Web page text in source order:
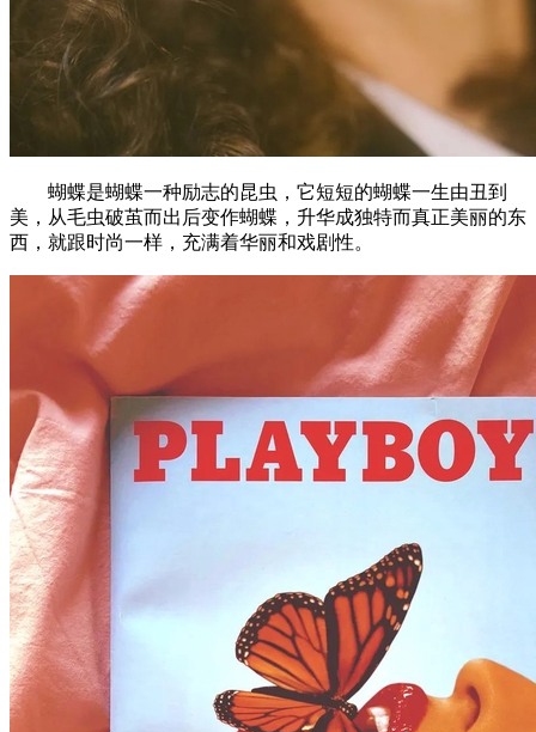
蝴蝶是蝴蝶一种励志的昆虫，它短短的蝴蝶一生由丑到
美，从毛虫破茧而出后变作蝴蝶，升华成独特而真正美丽的东
西，就跟时尚一样，充满着华丽和戏剧性。